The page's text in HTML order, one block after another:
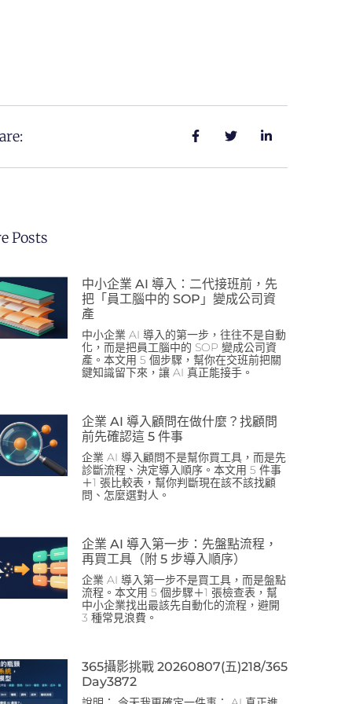
Posts
中小企業 AI 導入：二代接班前，先
把「員工腦中的 SOP」變成公司資
產
中小企業 AI 導入的第一步，往往不是自動
化，而是把員工腦中的 SOP 變成公司資
產。本文用 5 個步驟，幫你在交班前把關
鍵知識留下來，讓 AI 真正能接手。
企業 AI 導入顧問在做什麼？找顧問
前先確認這 5 件事
企業 AI 導入顧問不是幫你買工具，而是先
診斷流程、決定導入順序。本文用 5 件事
＋1 張比較表，幫你判斷現在該不該找顧
問、怎麼選對人。
企業 AI 導入第一步：先盤點流程，
再買工具（附 5 步導入順序）
企業 AI 導入第一步不是買工具，而是盤點
流程。本文用 5 個步驟＋1 張檢查表，幫
中小企業找出最該先自動化的流程，避開
3 種常見浪費。
365攝影挑戰 20260807(五)218/365
Day3872